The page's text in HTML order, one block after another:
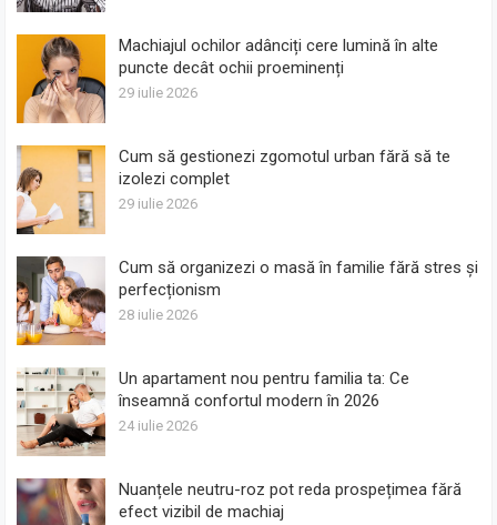
Machiajul ochilor adânciți cere lumină în alte
puncte decât ochii proeminenți
29 iulie 2026
Cum să gestionezi zgomotul urban fără să te
izolezi complet
29 iulie 2026
Cum să organizezi o masă în familie fără stres și
perfecționism
28 iulie 2026
Un apartament nou pentru familia ta: Ce
înseamnă confortul modern în 2026
24 iulie 2026
Nuanțele neutru-roz pot reda prospețimea fără
efect vizibil de machiaj